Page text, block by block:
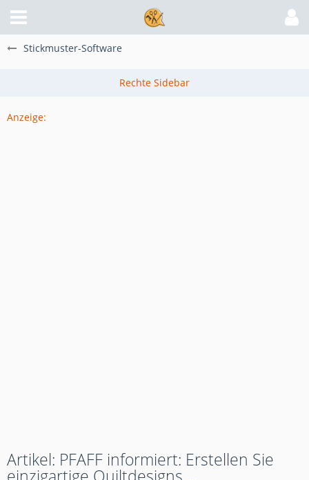
Stickmuster-Software
Anzeige:
Artikel: PFAFF informiert: Erstellen Sie